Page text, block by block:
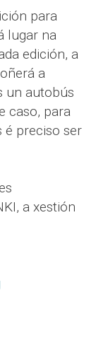
para
lugar na
edición, a
a
un autobús
caso, para
é preciso ser
a xestión